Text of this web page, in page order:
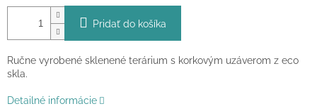
Pridať do košíka
Ručne vyrobené sklenené terárium s korkovým uzáverom z eco
skla.
Detailné informácie